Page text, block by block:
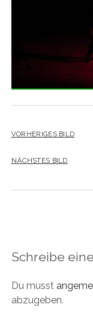
VORHERIGES BILD
NÄCHSTES BILD
Schreibe
Du musst
abzugeben.